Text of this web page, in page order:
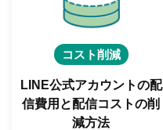
コスト削減
LINE公式アカウントの配
信費用と配信コストの削
減方法